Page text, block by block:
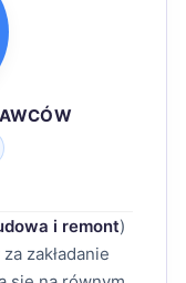
i remont)
zakładanie